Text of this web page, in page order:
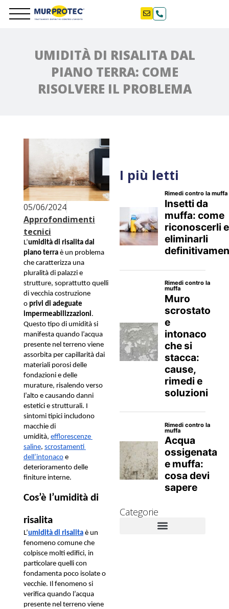
UMIDITÀ DI RISALITA DAL
PIANO TERRA: COME
RISOLVERE IL PROBLEMA
05/06/2024
Approfondimenti
tecnici
L’umidità di risalita dal
piano terra è un problema
che caratterizza una
pluralità di palazzi e
strutture, soprattutto quelli
di vecchia costruzione
o privi di adeguate
impermeabilizzazioni.
Questo tipo di umidità si
manifesta quando l’acqua
presente nel terreno viene
assorbita per capillarità dai
materiali porosi delle
fondazioni e delle
murature, risalendo verso
l’alto e causando danni
estetici e strutturali. I
sintomi tipici includono
macchie di
umidità, efflorescenze
saline, scrostamenti
dell’intonaco e
deterioramento delle
finiture interne.
Cos’è l’umidità di
risalita
L’umidità di risalita è un
fenomeno comune che
colpisce molti edifici, in
particolare quelli con
fondamenta poco isolate o
vecchie. Il fenomeno si
verifica quando l’acqua
presente nel terreno viene
I più letti
Categorie